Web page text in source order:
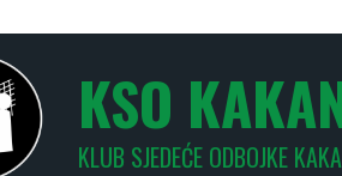
KSO
KLUB SJEDEĆE ODBOJKE